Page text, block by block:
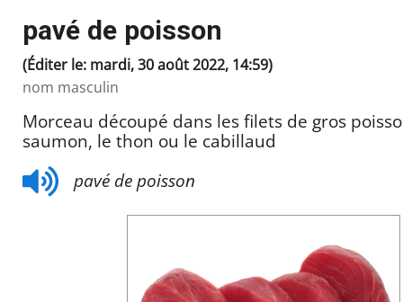
pavé de poisson
(Éditer le: mardi, 30 août 2022, 14:59)
nom masculin
Morceau découpé dans les filets de gros
saumon, le thon ou le cabillaud
pavé de poisson